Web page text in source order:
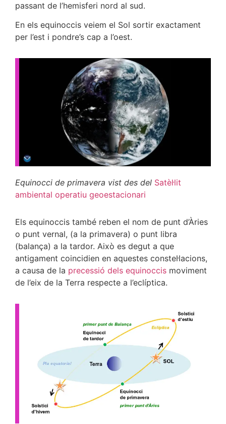
passant de l’hemisferi nord al sud.
En els equinoccis veiem el Sol sortir exactament
per l’est i pondre’s cap a l’oest.
Equinocci de primavera vist des del Satèl·lit
ambiental operatiu geoestacionari
Els equinoccis també reben el nom de punt d’Àries
o punt vernal, (a la primavera) o punt libra
(balança) a la tardor. Això es degut a que
antigament coincidien en aquestes constel·lacions,
a causa de la precessió dels equinoccis moviment
de l’eix de la Terra respecte a l’eclíptica.